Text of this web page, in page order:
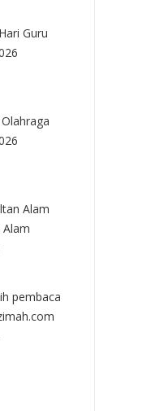
Guru
Alam
Alam
pembaca